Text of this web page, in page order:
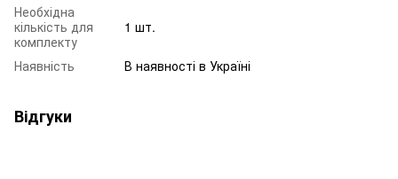
Необхідна
кількість для
комплекту
1 шт.
Наявність В наявності в Україні
Відгуки